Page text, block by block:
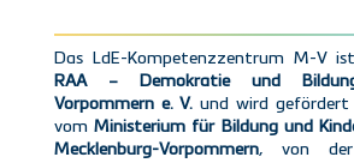
Das LdE-Kompetenzzentrum M-V
RAA – Demokratie und
Vorpommern e. V. und wird
vomMinisterium für Bildung und
Mecklenburg-Vorpommern, von